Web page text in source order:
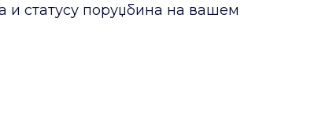
и статусу поруџбина на вашем